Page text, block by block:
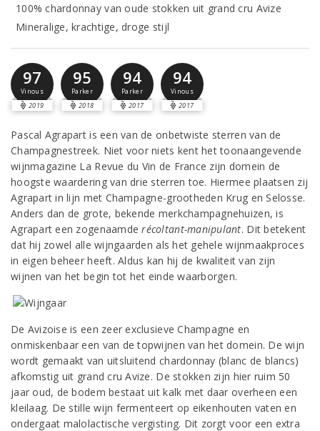
100% chardonnay van oude stokken uit grand cru Avize
Mineralige, krachtige, droge stijl
97
Vinous
2019
95
Parker
2018
94
Parker
2017
94
Vinous
2017
Pascal Agrapart is een van de onbetwiste sterren van de
Champagnestreek. Niet voor niets kent het toonaangevende
wijnmagazine La Revue du Vin de France zijn domein de
hoogste waardering van drie sterren toe. Hiermee plaatsen zij
Agrapart in lijn met Champagne-grootheden Krug en Selosse.
Anders dan de grote, bekende merkchampagnehuizen, is
Agrapart een zogenaamderécoltant-manipulant. Dit betekent
dat hij zowel alle wijngaarden als het gehele wijnmaakproces
in eigen beheer heeft. Aldus kan hij de kwaliteit van zijn
wijnen van het begin tot het einde waarborgen.
De Avizoise is een zeer exclusieve Champagne en
onmiskenbaar een van de topwijnen van het domein. De wijn
wordt gemaakt van uitsluitend chardonnay (blanc de blancs)
afkomstig uit grand cru Avize. De stokken zijn hier ruim 50
jaar oud, de bodem bestaat uit kalk met daar overheen een
kleilaag. De stille wijn fermenteert op eikenhouten vaten en
ondergaat malolactische vergisting. Dit zorgt voor een extra